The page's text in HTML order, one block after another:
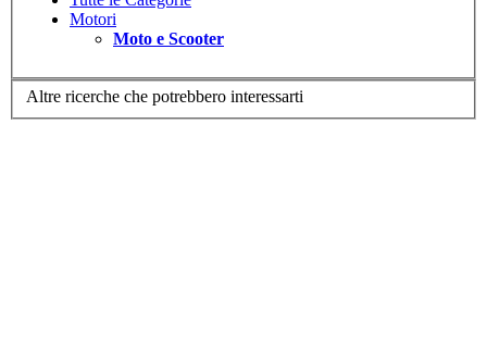
Motori
Moto e Scooter
Altre ricerche che potrebbero interessarti